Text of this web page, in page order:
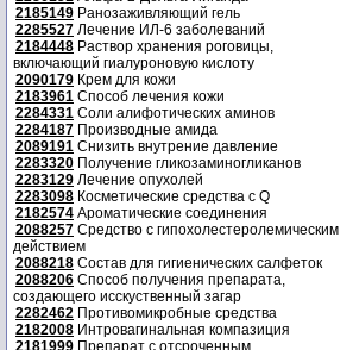
2185149 Ранозаживляющий гель
2285527 Лечение ИЛ-6 заболеваний
2184448 Раствор хранения роговицы,
включающий гиалуроновую кислоту
2090179 Крем для кожи
2183961 Способ лечения кожи
2284331 Соли алифотических аминов
2284187 Производные амида
2089191 Снизить внутрение давление
2283320 Получение гликозаминогликанов
2283129 Лечение опухолей
2283098 Косметические средства с Q
2182574 Ароматические соединения
2088257 Средство с гипохолестеролемическим
действием
2088218 Состав для гигиенических салфеток
2088206 Способ получения препарата,
создающего исскуственный загар
2282462 Противомикробные средства
2182008 Интровагинальная компазиция
2181999 Препарат с отсроченным